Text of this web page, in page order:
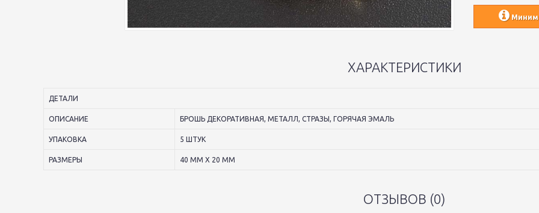
ХАРАКТЕРИСТИКИ
ДЕТАЛИ
ОПИСАНИЕ БРОШЬ ДЕКОРАТИВНАЯ, МЕТАЛЛ, СТРАЗЫ, ГОРЯЧАЯ ЭМАЛЬ
УПАКОВКА 5 ШТУК
РАЗМЕРЫ 40 ММ Х 20 ММ
ОТЗЫВОВ (0)